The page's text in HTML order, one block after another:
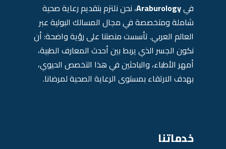
فيAraburology، نحن نلتزم بتقديم رعاية صحية
شاملة ومتخصصة في مجال المسالك البولية عبر
العالم العربي. تأسست منصتنا على رؤية واضحة: أن
نكون الجسر الذي يربط بين أحدث المعارف الطبية،
أمهر الأطباء، والباحثين في هذا التخصص الحيوي،
بهدف الارتقاء بمستوى الرعاية الصحية لمرضانا.
خدماتنا